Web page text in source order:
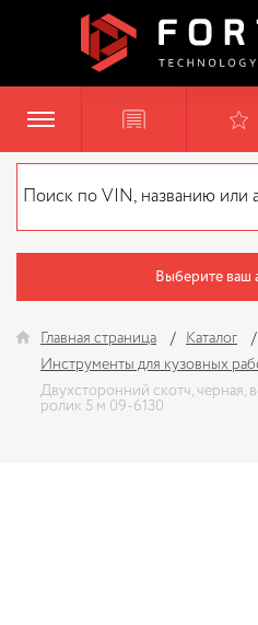
Выберите ваш
Главная страница Каталог
Инструменты для кузовных
Двухсторонний скотч, черная,
ролик 5 м 09-6130